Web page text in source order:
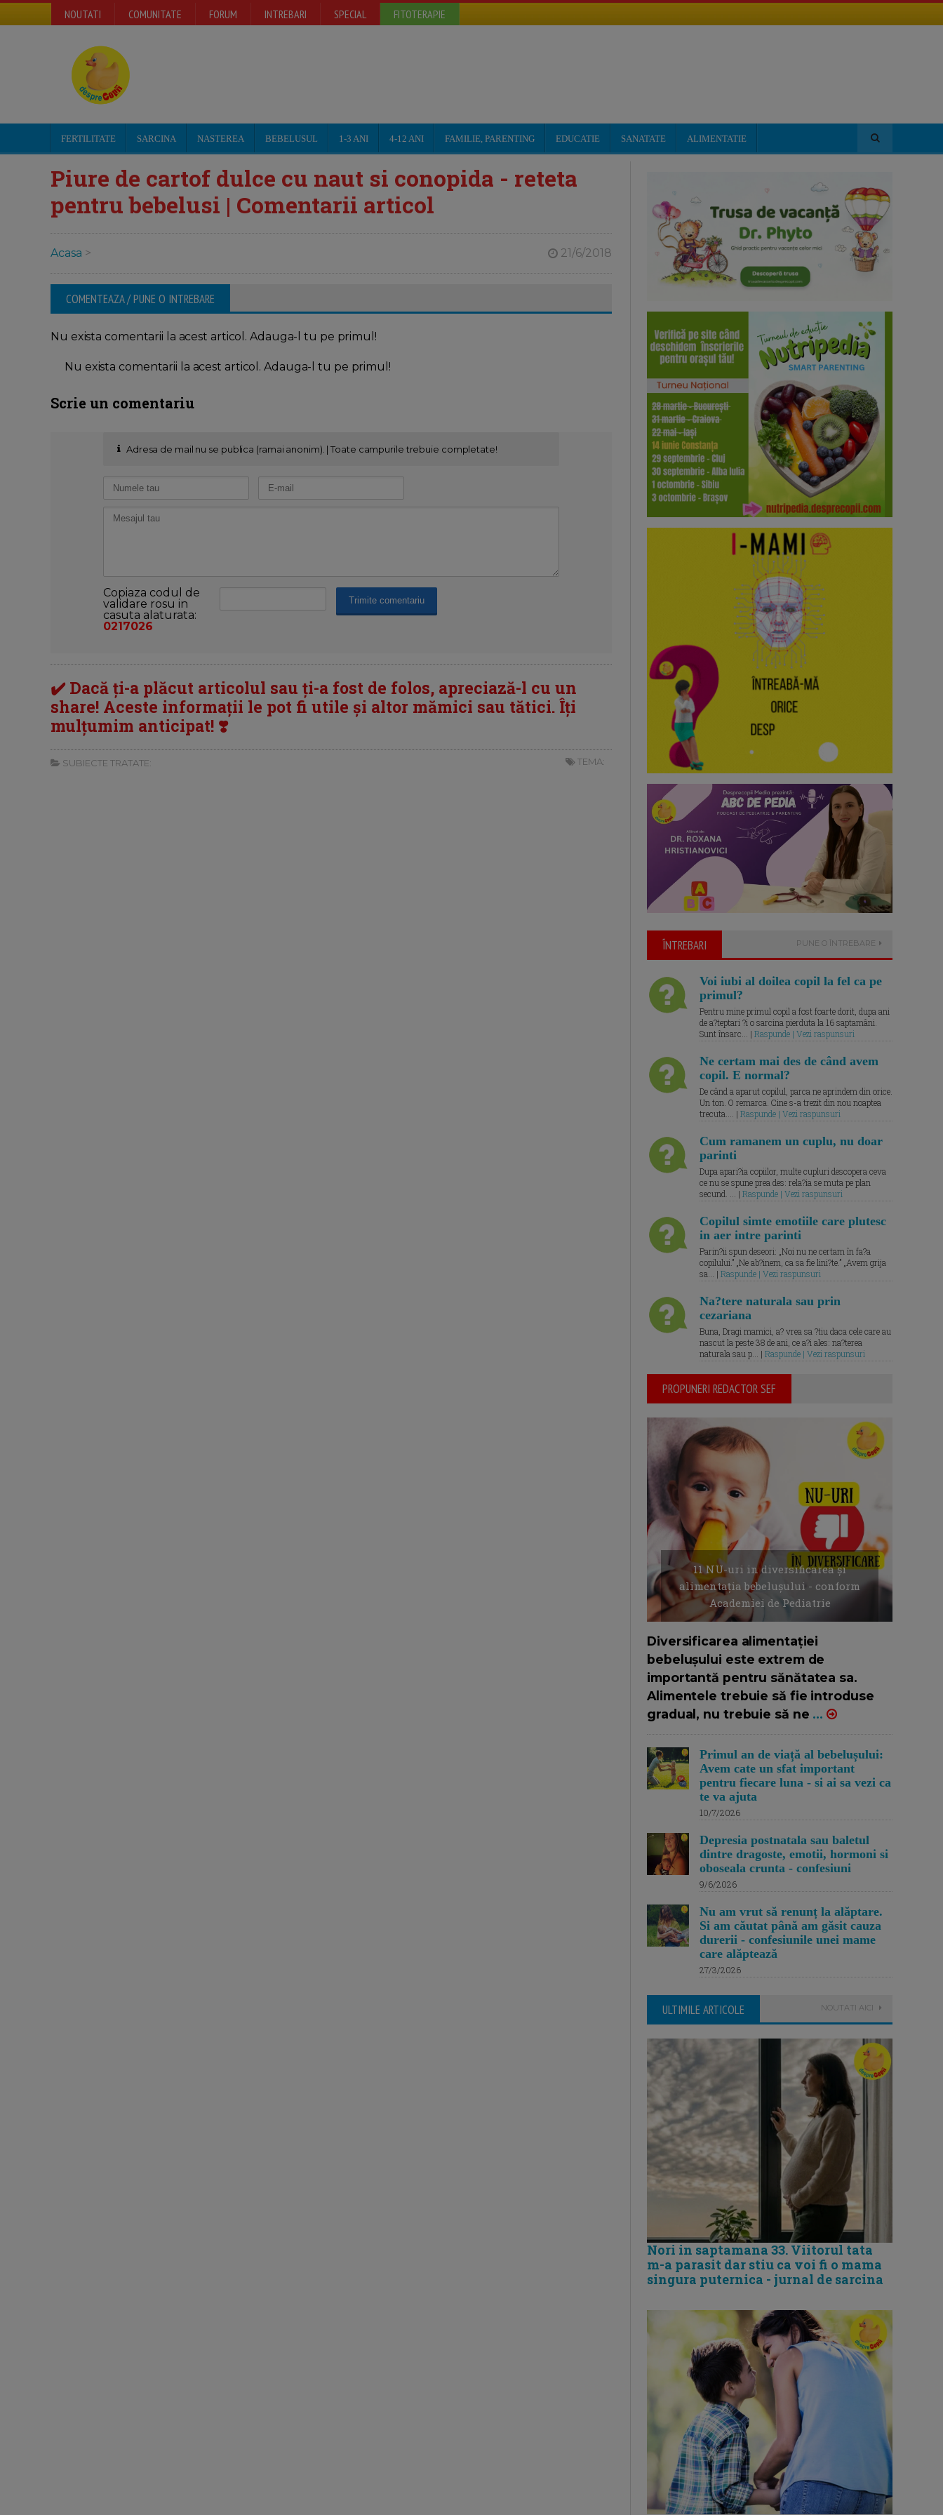
NOUTATI COMUNITATE FORUM INTREBARI SPECIAL FITOTERAPIE
FERTILITATE SARCINA NASTEREA BEBELUSUL 1-3 ANI 4-12 ANI FAMILIE, PARENTING EDUCATIE SANATATE ALIMENTATIE
Piure de cartof dulce cu naut si conopida - reteta
pentru bebelusi | Comentarii articol
Acasa > 21/6/2018
COMENTEAZA / PUNE O INTREBARE
Nu exista comentarii la acest articol. Adauga-l tu pe primul!
Nu exista comentarii la acest articol. Adauga-l tu pe primul!
Scrie un comentariu
Adresa de mail nu se publica (ramai anonim). | Toate campurile trebuie completate!
Copiaza codul de
validare rosu in
casuta alaturata:
0217026
✔️ Dacă ți-a plăcut articolul sau ți-a fost de folos, apreciază-l cu un
share! Aceste informații le pot fi utile și altor mămici sau tătici. Îți
mulțumim anticipat! ❣️
SUBIECTE TRATATE: TEMA:
ÎNTREBARI PUNE O ÎNTREBARE
Voi iubi al doilea copil la fel ca pe
primul?
Pentru mine primul copil a fost foarte dorit, dupa ani
de a?teptari ?i o sarcina pierduta la 16 saptamâni.
Sunt însarc... | Raspunde | Vezi raspunsuri
Ne certam mai des de când avem
copil. E normal?
De când a aparut copilul, parca ne aprindem din orice.
Un ton. O remarca. Cine s-a trezit din nou noaptea
trecuta.... | Raspunde | Vezi raspunsuri
Cum ramanem un cuplu, nu doar
parinti
Dupa apari?ia copiilor, multe cupluri descopera ceva
ce nu se spune prea des: rela?ia se muta pe plan
secund. ... | Raspunde | Vezi raspunsuri
Copilul simte emotiile care plutesc
in aer intre parinti
Parin?ii spun deseori: „Noi nu ne certam în fa?a
copilului.” „Ne ab?inem, ca sa fie lini?te.” „Avem grija
sa... | Raspunde | Vezi raspunsuri
Na?tere naturala sau prin
cezariana
Buna, Dragi mamici, a? vrea sa ?tiu daca cele care au
nascut la peste 38 de ani, ce a?i ales: na?terea
naturala sau p... | Raspunde | Vezi raspunsuri
PROPUNERI REDACTOR SEF
11 NU-uri in diversificarea și
alimentația bebelușului - conform
Academiei de Pediatrie
Diversificarea alimentației
bebelușului este extrem de
importantă pentru sănătatea sa.
Alimentele trebuie să fie introduse
gradual, nu trebuie să ne ...
Primul an de viață al bebelușului:
Avem cate un sfat important
pentru fiecare luna - si ai sa vezi ca
te va ajuta
10/7/2026
Depresia postnatala sau baletul
dintre dragoste, emotii, hormoni si
oboseala crunta - confesiuni
9/6/2026
Nu am vrut să renunț la alăptare.
Si am căutat până am găsit cauza
durerii - confesiunile unei mame
care alăptează
27/3/2026
ULTIMILE ARTICOLE NOUTATI AICI
Nori in saptamana 33. Viitorul tata
m-a parasit dar stiu ca voi fi o mama
singura puternica - jurnal de sarcina